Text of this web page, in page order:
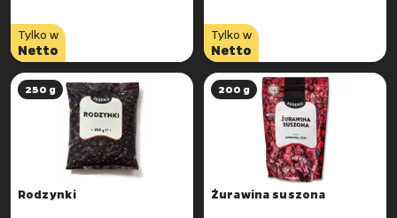
Tylko w
Netto
Tylko w
Netto
250 g
Rodzynki
200 g
Żurawina suszona